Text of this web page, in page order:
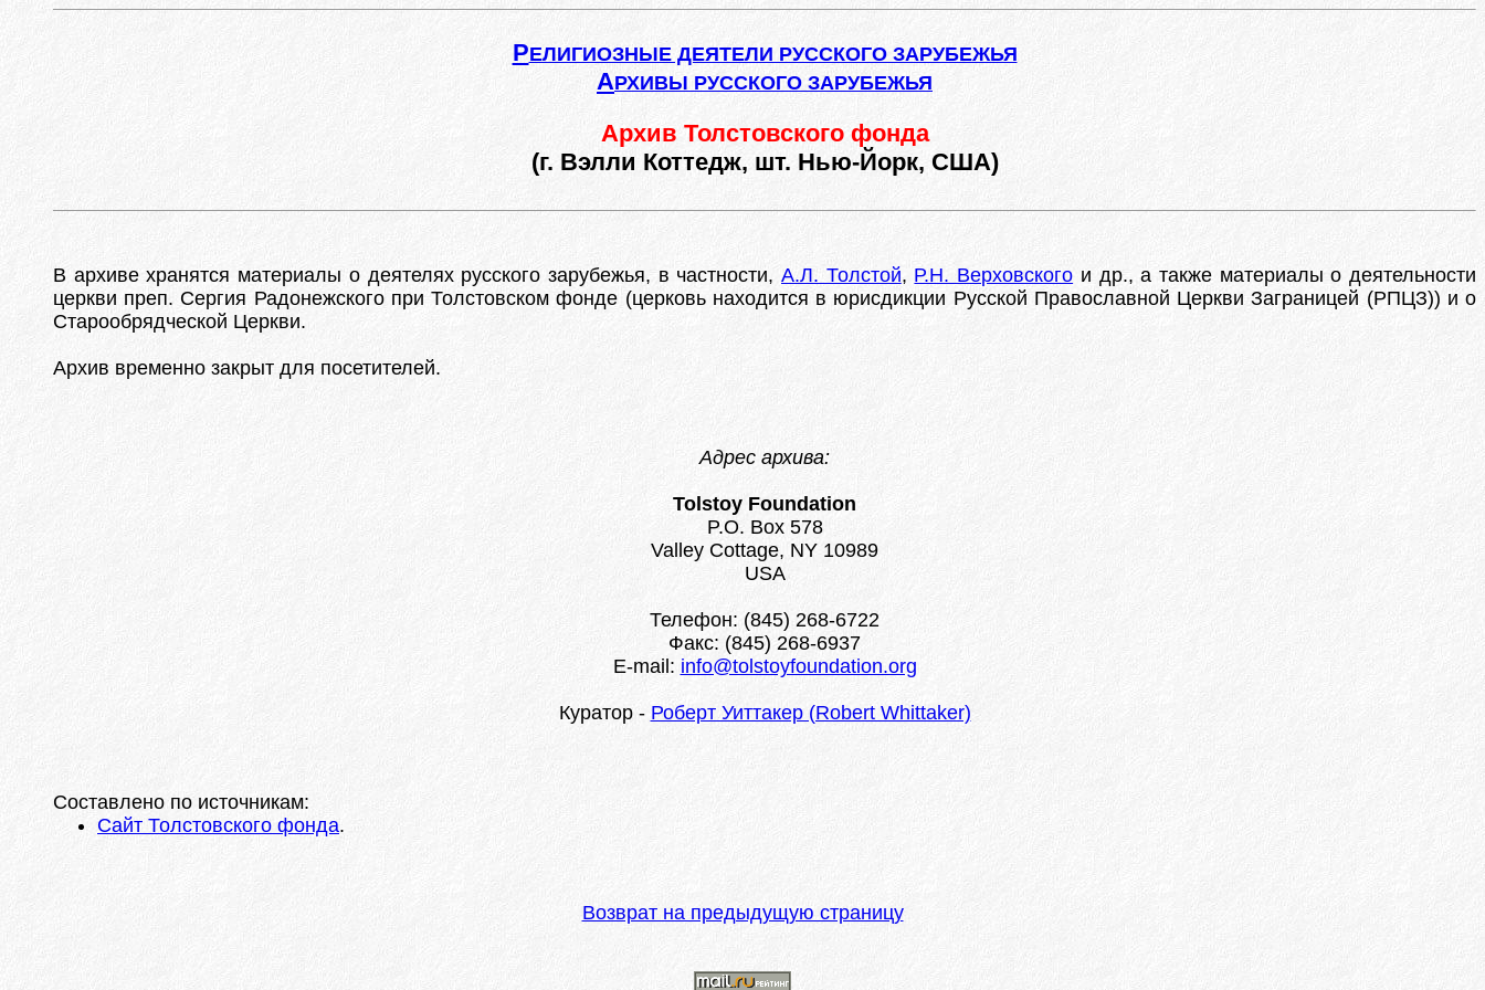
РЕЛИГИОЗНЫЕ ДЕЯТЕЛИ РУССКОГО ЗАРУБЕЖЬЯ
АРХИВЫ РУССКОГО ЗАРУБЕЖЬЯ
Архив Толстовского фонда
(г. Вэлли Коттедж, шт. Нью-Йорк, США)
В архиве хранятся материалы о деятелях русского зарубежья, в частности, А.Л. Толстой, Р.Н. Верховского и др., а также материалы о деятельности
церкви преп. Сергия Радонежского при Толстовском фонде (церковь находится в юрисдикции Русской Православной Церкви Заграницей (РПЦЗ)) и о
Старообрядческой Церкви.
Архив временно закрыт для посетителей.
Адрес архива:
Tolstoy Foundation
P.O. Box 578
Valley Cottage, NY 10989
USA
Телефон: (845) 268-6722
Факс: (845) 268-6937
E-mail: info@tolstoyfoundation.org
Куратор - Роберт Уиттакер (Robert Whittaker)
Составлено по источникам:
Сайт Толстовского фонда.
Возврат на предыдущую страницу